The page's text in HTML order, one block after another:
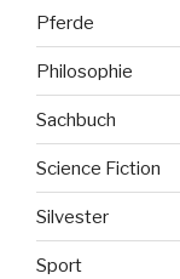
Pferde
Philosophie
Sachbuch
Science Fiction
Silvester
Sport